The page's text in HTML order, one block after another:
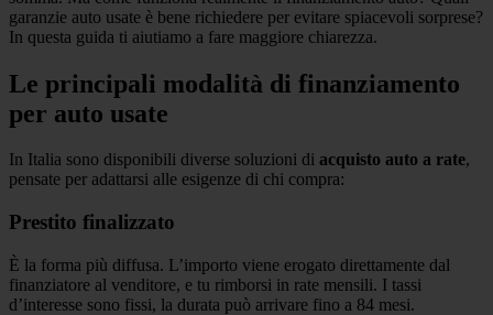
garanzie auto usate è bene richiedere per evitare spiacevoli sorprese?
In questa guida ti aiutiamo a fare maggiore chiarezza.
Le principali modalità di finanziamento
per auto usate
In Italia sono disponibili diverse soluzioni di acquisto auto a rate,
pensate per adattarsi alle esigenze di chi compra:
Prestito finalizzato
È la forma più diffusa. L’importo viene erogato direttamente dal
finanziatore al venditore, e tu rimborsi in rate mensili. I tassi
d’interesse sono fissi, la durata può arrivare fino a 84 mesi.